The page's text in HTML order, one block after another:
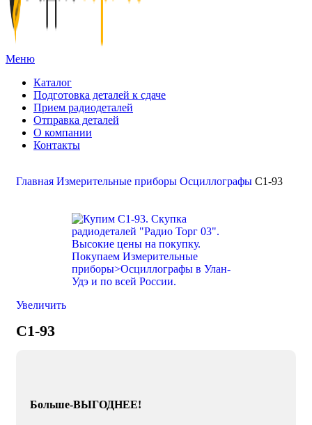
Меню
Каталог
Подготовка деталей к сдаче
Прием радиодеталей
Отправка деталей
О компании
Контакты
Поиск
Главная Измерительные приборы Осциллографы C1-93
Увеличить
C1-93
Больше-ВЫГОДНЕЕ!